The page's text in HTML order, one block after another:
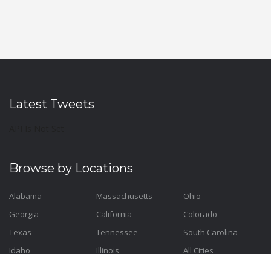
Latest Tweets
Browse by Locations
Alabama
Georgia
Texas
Idaho
Massachusetts
California
Tennessee
Illinois
Ohio
Colorado
South Carolina
All Cities